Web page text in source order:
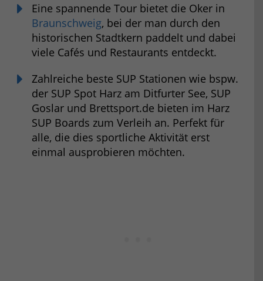
Eine spannende Tour bietet die Oker in
Braunschweig, bei der man durch den
historischen Stadtkern paddelt und dabei
viele Cafés und Restaurants entdeckt.
Zahlreiche beste SUP Stationen wie bspw.
der SUP Spot Harz am Ditfurter See, SUP
Goslar und Brettsport.de bieten im Harz
SUP Boards zum Verleih an. Perfekt für
alle, die dies sportliche Aktivität erst
einmal ausprobieren möchten.